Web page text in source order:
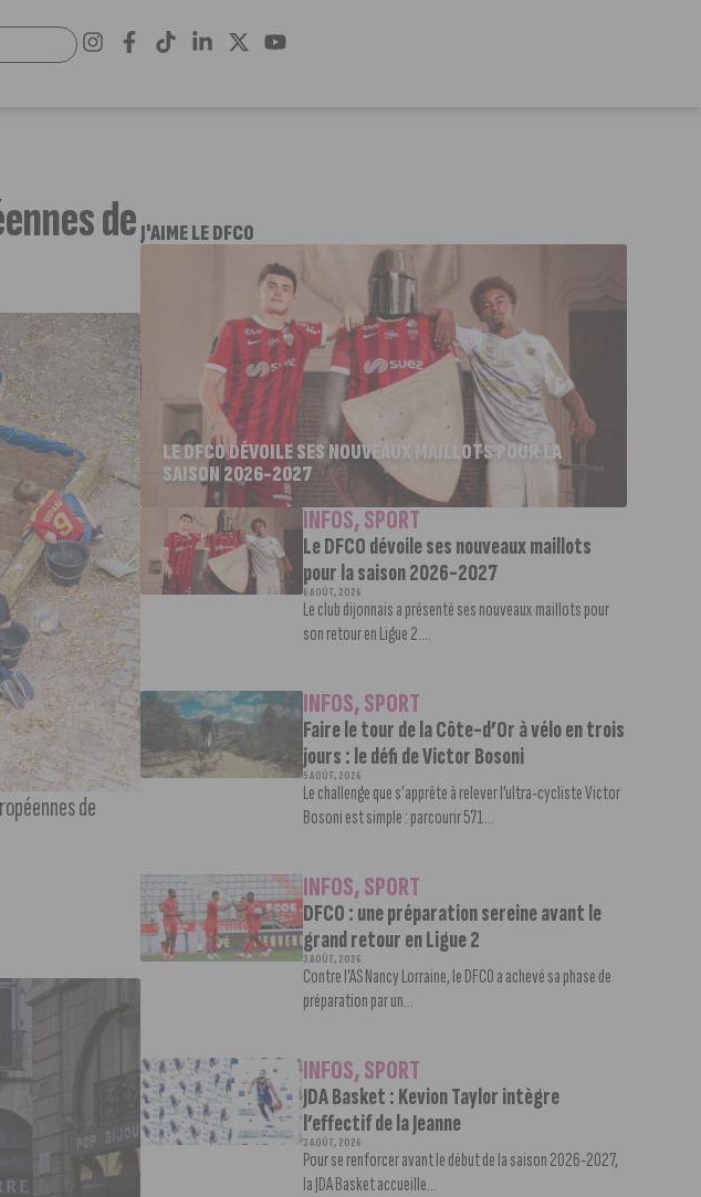
de
de
J'AIME LE DFCO
LE DFCO DÉVOILE SES NOUVEAUX MAILLOTS POUR LA
SAISON 2026-2027
INFOS,SPORT
Le DFCO dévoile ses nouveaux maillots
pour la saison 2026-2027
6 AOÛT, 2026
Le club dijonnais a présenté ses nouveaux maillots pour
son retour en Ligue 2....
INFOS,SPORT
Faire le tour de la Côte-d’Or à vélo en trois
jours : le défi de Victor Bosoni
5 AOÛT, 2026
Le challenge que s’apprête à relever l’ultra-cycliste Victor
Bosoni est simple : parcourir 571...
INFOS,SPORT
DFCO : une préparation sereine avant le
grand retour en Ligue 2
3 AOÛT, 2026
Contre l’AS Nancy Lorraine, le DFCO a achevé sa phase de
préparation par un...
INFOS,SPORT
JDA Basket : Kevion Taylor intègre
l’effectif de la Jeanne
3 AOÛT, 2026
Pour se renforcer avant le début de la saison 2026-2027,
la JDA Basket accueille...